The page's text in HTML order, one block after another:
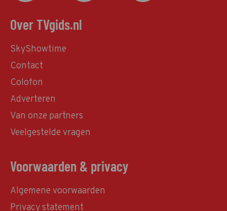
Over TVgids.nl
SkyShowtime
Contact
Colofon
Adverteren
Van onze partners
Veelgestelde vragen
Voorwaarden & privacy
Algemene voorwaarden
Privacy statement